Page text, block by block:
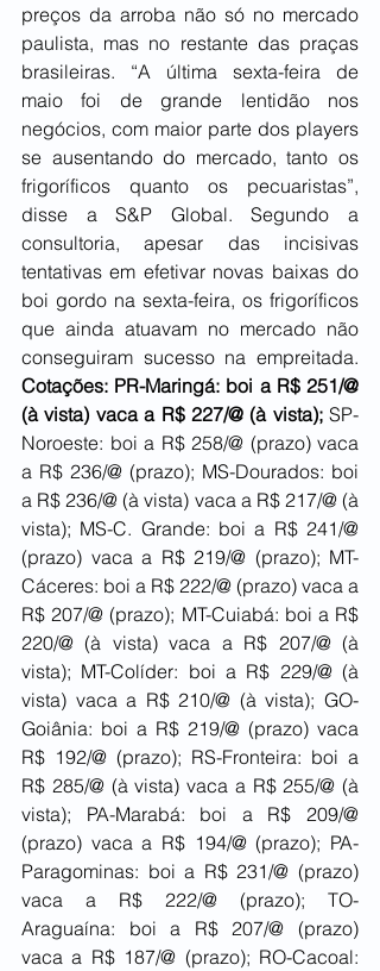
preços da arroba não só no mercado
paulista, mas no restante das praças
brasileiras. “A última sexta-feira de
maio foi de grande lentidão nos
negócios, com maior parte dos players
se ausentando do mercado, tanto os
frigoríficos quanto os pecuaristas”,
disse a S&P Global. Segundo a
consultoria, apesar das incisivas
tentativas em efetivar novas baixas do
boi gordo na sexta-feira, os frigoríficos
que ainda atuavam no mercado não
Cotações: PR-Maringá: boi a R$ 251/@
(à vista) vaca a R$ 227/@ (à vista); SP-
Noroeste: boi a R$ 258/@ (prazo) vaca
a R$ 236/@ (prazo); MS-Dourados: boi
a R$ 236/@ (à vista) vaca a R$ 217/@ (à
vista); MS-C. Grande: boi a R$ 241/@
(prazo) vaca a R$ 219/@ (prazo); MT-
Cáceres: boi a R$ 222/@ (prazo) vaca a
R$ 207/@ (prazo); MT-Cuiabá: boi a R$
220/@ (à vista) vaca a R$ 207/@ (à
vista); MT-Colíder: boi a R$ 229/@ (à
vista) vaca a R$ 210/@ (à vista); GO-
Goiânia: boi a R$ 219/@ (prazo) vaca
R$ 192/@ (prazo); RS-Fronteira: boi a
R$ 285/@ (à vista) vaca a R$ 255/@ (à
vista); PA-Marabá: boi a R$ 209/@
(prazo) vaca a R$ 194/@ (prazo); PA-
Paragominas: boi a R$ 231/@ (prazo)
vaca a R$ 222/@ (prazo); TO-
Araguaína: boi a R$ 207/@ (prazo)
vaca a R$ 187/@ (prazo); RO-Cacoal: